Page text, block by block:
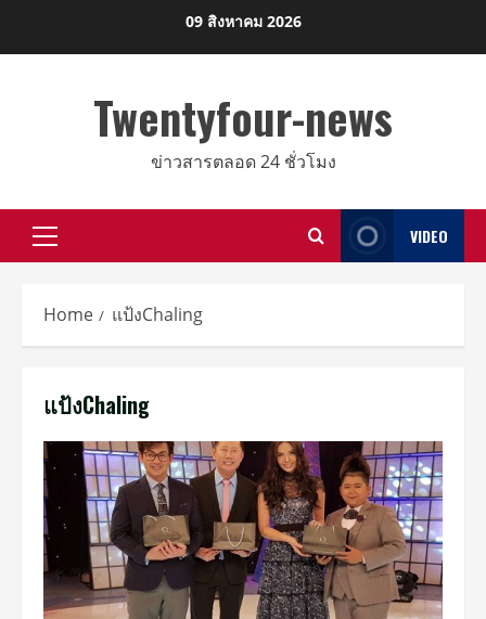
09 สิงหาคม 2026
Twentyfour-news
ข่าวสารตลอด 24 ชั่วโมง
Primary
VIDEO
Home แป้งChaling
แป้งChaling